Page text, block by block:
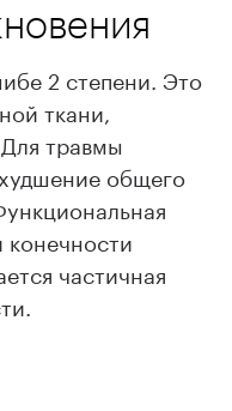
2 степени. Это
ткани,
травмы
общего
частичная